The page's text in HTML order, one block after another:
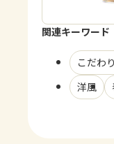
関連キーワード
こだわ
洋風